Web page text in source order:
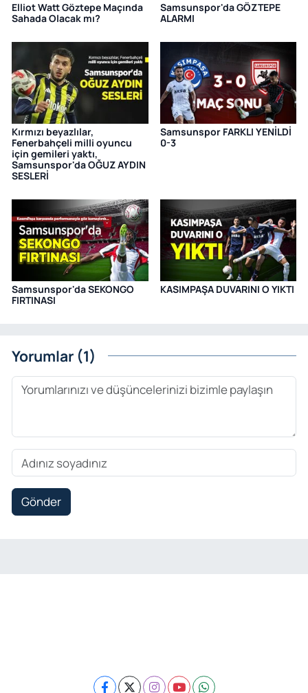
Elliot Watt Göztepe Maçında
Sahada Olacak mı?
Samsunspor'da GÖZTEPE
ALARMI
Kırmızı beyazlılar,
Fenerbahçeli milli oyuncu
için gemileri yaktı,
Samsunspor'da OĞUZ AYDIN
SESLERİ
Samsunspor FARKLI YENİLDİ
0-3
Samsunspor'da SEKONGO
FIRTINASI
KASIMPAŞA DUVARINI O YIKTI
Yorumlar (1)
Gönder